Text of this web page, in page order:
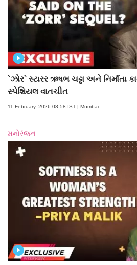
`ઝોર` સ્ટારર ઋષભ ચઢ્ઢા અને નિર્માતા
સ્પેશિયલ વાતચીત
11 February, 2026 08:58 IST | Mumbai
મનોરંજન